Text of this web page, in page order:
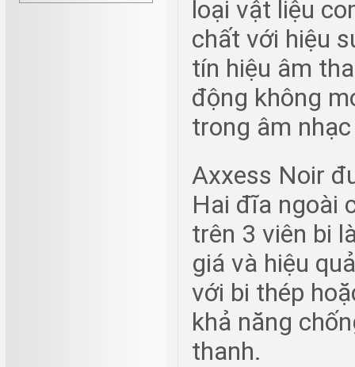
loại vật liệu
chất với hiệu
tín hiệu âm
động không
trong âm
Axxess Noir
Hai đĩa ngoài
trên 3 viên bi
giá và hiệu
với bi thép
khả năng
thanh.